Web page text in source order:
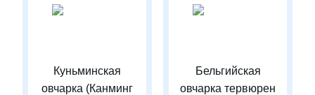
Куньминская
овчарка (Канминг
Бельгийская
овчарка тервюрен